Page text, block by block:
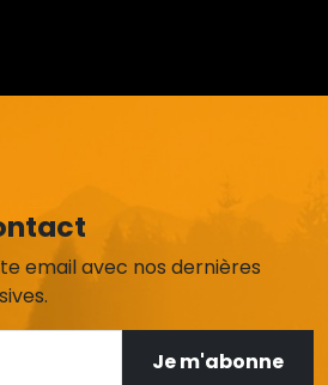
email avec nos dernières
Je m'abonne